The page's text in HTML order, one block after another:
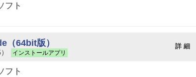
フト
（64bit版）
インストールアプリ
詳 細
フト